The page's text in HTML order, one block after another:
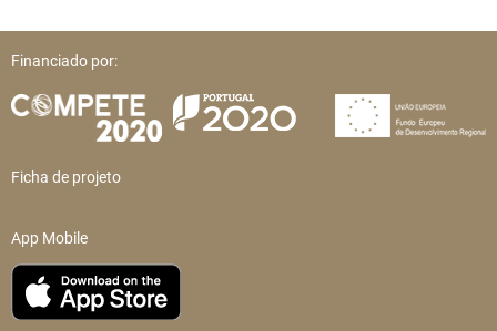
Financiado por:
Ficha de projeto
App Mobile